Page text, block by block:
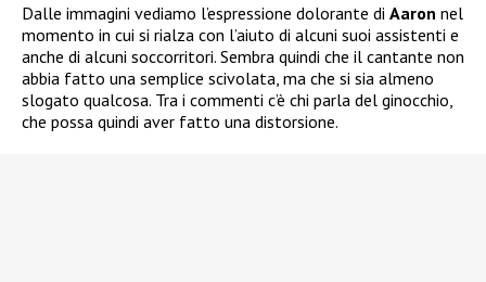
Dalle immagini vediamo l’espressione dolorante di Aaron nel
momento in cui si rialza con l’aiuto di alcuni suoi assistenti e
anche di alcuni soccorritori. Sembra quindi che il cantante non
abbia fatto una semplice scivolata, ma che si sia almeno
slogato qualcosa. Tra i commenti c’è chi parla del ginocchio,
che possa quindi aver fatto una distorsione.